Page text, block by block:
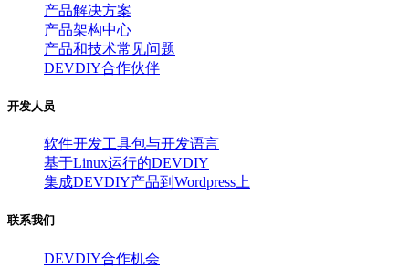
产品解决方案
产品架构中心
产品和技术常见问题
DEVDIY合作伙伴
开发人员
软件开发工具包与开发语言
基于Linux运行的DEVDIY
集成DEVDIY产品到Wordpress上
联系我们
DEVDIY合作机会